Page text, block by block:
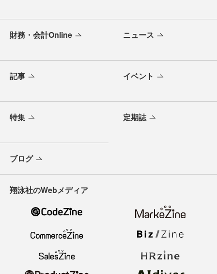
財務・会計Online ニュース
記事 イベント
特集 定期誌
ブログ
翔泳社のWebメディア